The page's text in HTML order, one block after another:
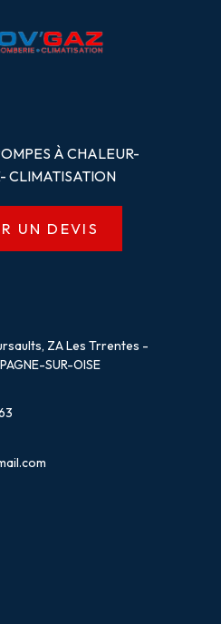
À CHALEUR-
CLIMATISATION
UN DEVIS
ZA Les Trrentes -
SUR-OISE